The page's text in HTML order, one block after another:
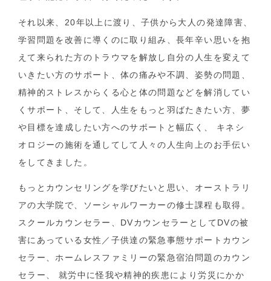
それ以来、20年以上に渡り、子供から大人の発達障害、
学習問題を改善に導くのに取り組み、長年辛い思いを抱
えて来られた方のトラウマを解放し自分の人生を変えて
いきたい方のサポート、体の痛みや不調、姿勢の問題、
精神的ストレスからくる心と体の問題などを解消してい
くサポート、そして、人生をもっと羽ばたきたい方、夢
や目標を達成したい方へのサポートと幅広く、 キネシ
オロジーの施術を通してして人々の人生向上のお手伝い
をしてきました。
もっとカウンセリングを学びたいと思い、オーストラリ
アの大学院で、ソーシャルワーカーの修士課程も取得。
スクールカウンセラー、DVカウンセラーとしてDVの被
害にあっている女性／子供達の緊急事態サポートカウン
セラー、ホームレスファミリーの緊急宿泊問題のカウン
セラー、 就労中に怪我や精神的疾患により労災にかか